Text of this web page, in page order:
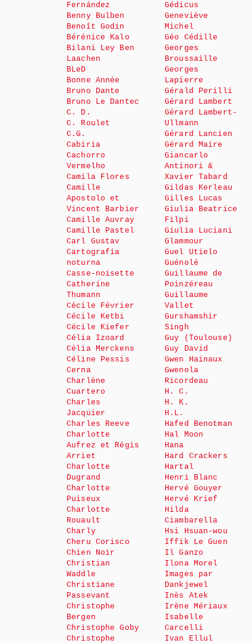
Fernández
Benny Bulben
Benoît Godin
Bérénice Kalo
Bilani Ley Ben
Laachen
BLeD
Bonne Année
Bruno Dante
Bruno Le Dantec
C. D.
C. Roulet
C.G.
Cabiria
Cachorro
Vermelho
Camila Flores
Camille
Apostolo et
Vincent Barbier
Camille Auvray
Camille Pastel
Carl Gustav
Cartografia
noturna
Casse-noisette
Catherine
Thumann
Cécile Février
Cécile Ketbi
Cécile Kiefer
Célia Izoard
Célia Merckens
Céline Pessis
Cerna
Charlène
Cuartero
Charles
Jacquier
Charles Reeve
Charlotte
Aufrez et Régis
Arriet
Charlotte
Dugrand
Charlotte
Puiseux
Charlotte
Rouault
Charly
Cheru Corisco
Chien Noir
Christian
Waddle
Christiane
Passevant
Christophe
Bergen
Christophe Goby
Christophe
Gédicus
Geneviève
Michel
Géo Cédille
Georges
Broussaille
Georges
Lapierre
Gérald Perilli
Gérard Lambert
Gérard Lambert-
Ullmann
Gérard Lancien
Gérard Maire
Giancarlo
Antinori &
Xavier Tabard
Gildas Kerleau
Gilles Lucas
Giulia Beatrice
Filpi
Giulia Luciani
Glammour
Guel Utielo
Guénolé
Guillaume de
Poinzéreau
Guillaume
Vallet
Gurshamshir
Singh
Guy (Toulouse)
Guy David
Gwen Hainaux
Gwenola
Ricordeau
H. C.
H. K.
H.L.
Hafed Benotman
Hal Moon
Hana
Hard Crackers
Hartal
Henri Blanc
Hervé Gouyer
Hervé Krief
Hilda
Ciambarella
Hsi Hsuan-wou
Iffik Le Guen
Il Ganzo
Ilona Morel
Images par
Dankjewel
Inès Atek
Irène Mériaux
Isabelle
Carcelli
Ivan Ellul